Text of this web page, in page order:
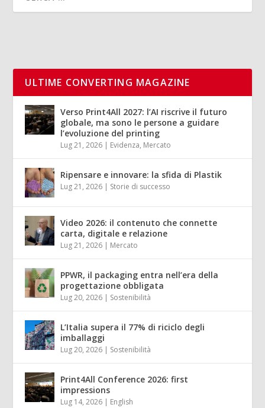
ULTIME CONVERTING MAGAZINE
Verso Print4All 2027: l’AI riscrive il futuro
globale, ma sono le persone a guidare
l’evoluzione del printing
Lug 21, 2026 | Evidenza, Mercato
Ripensare e innovare: la sfida di Plastik
Lug 21, 2026 | Storie di successo
Video 2026: il contenuto che connette
carta, digitale e relazione
Lug 21, 2026 | Mercato
PPWR, il packaging entra nell’era della
progettazione obbligata
Lug 20, 2026 | Sostenibilità
L’Italia supera il 77% di riciclo degli
imballaggi
Lug 20, 2026 | Sostenibilità
Print4All Conference 2026: first
impressions
Lug 14, 2026 | English